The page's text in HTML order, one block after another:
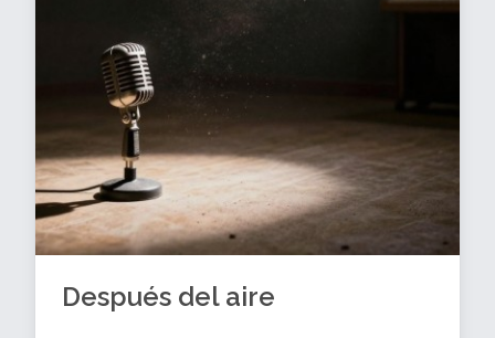
Después del aire